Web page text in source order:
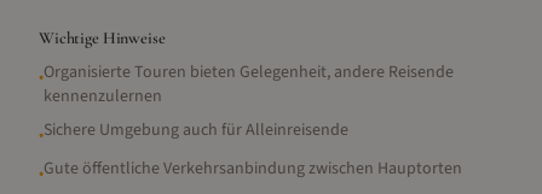
Wichtige Hinweise
•Organisierte Touren bieten Gelegenheit, andere Reisende
kennenzulernen
•Sichere Umgebung auch für Alleinreisende
•Gute öffentliche Verkehrsanbindung zwischen Hauptorten